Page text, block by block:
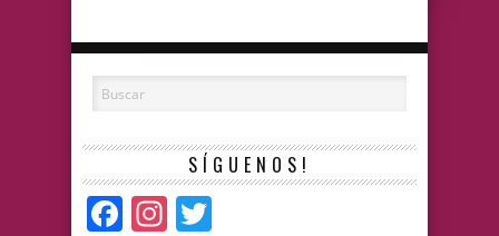
SÍGUENOS!
Facebook
Instagram